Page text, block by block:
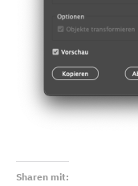
Sharen mit: